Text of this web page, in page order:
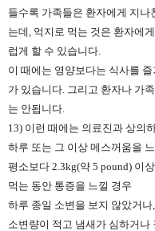
들수록 가족들은 환자에게 지나
는데, 억지로 먹는 것은 환자에
럽게 할 수 있습니다.
이 때에는 영양보다는 식사를
가 있습니다. 그리고 환자나 가
는 안됩니다.
13) 이런 때에는 의료진과 상의
하루 또는 그 이상 메스꺼움을
평소보다 2.3kg(약 5 pound) 이
먹는 동안 통증을 느낄 경우
하루 종일 소변을 보지 않았거
소변량이 적고 냄새가 심하거나